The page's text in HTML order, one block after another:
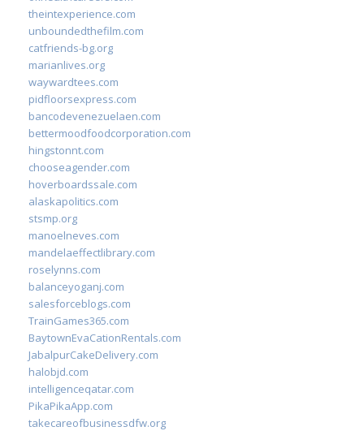
theintexperience.com
unboundedthefilm.com
catfriends-bg.org
marianlives.org
waywardtees.com
pidfloorsexpress.com
bancodevenezuelaen.com
bettermoodfoodcorporation.com
hingstonnt.com
chooseagender.com
hoverboardssale.com
alaskapolitics.com
stsmp.org
manoelneves.com
mandelaeffectlibrary.com
roselynns.com
balanceyoganj.com
salesforceblogs.com
TrainGames365.com
BaytownEvaCationRentals.com
JabalpurCakeDelivery.com
halobjd.com
intelligenceqatar.com
PikaPikaApp.com
takecareofbusinessdfw.org